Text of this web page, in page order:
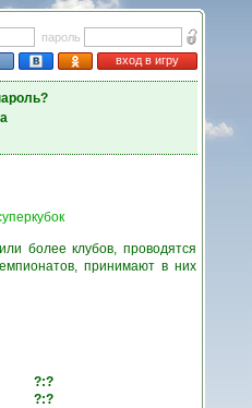
пароль
вход в игру
более клубов, проводятся
принимают в них
?:?
?:?